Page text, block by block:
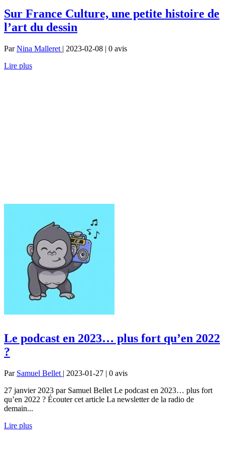
Sur France Culture, une petite histoire de
l’art du dessin
ParNina Malleret | 2023-02-08 | 0 avis
Lire plus
Le podcast en 2023… plus fort qu’en 2022
?
Par Samuel Bellet | 2023-01-27 | 0 avis
27 janvier 2023 par Samuel Bellet Le podcast en 2023… plus fort
qu’en 2022 ? Écouter cet article La newsletter de la radio de
demain...
Lire plus